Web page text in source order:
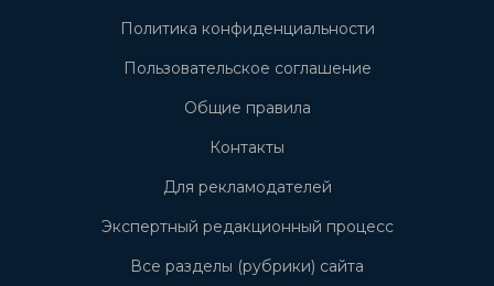
Политика конфиденциальности
Пользовательское соглашение
Общие правила
Контакты
Для рекламодателей
Экспертный редакционный процесс
Все разделы (рубрики) сайта